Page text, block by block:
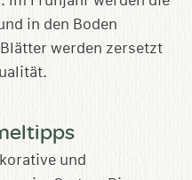
in den Boden
werden zersetzt